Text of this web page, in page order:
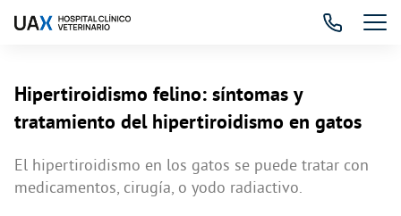
Hipertiroidismo felino: síntomas y
tratamiento del hipertiroidismo en gatos
El hipertiroidismo en los gatos se puede tratar con
medicamentos, cirugía, o yodo radiactivo.